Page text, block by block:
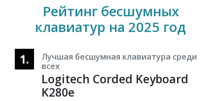
Рейтинг бесшумных
клавиатур на 2025 год
1.
Лучшая бесшумная клавиатура среди
всех
Logitech Corded Keyboard
K280e